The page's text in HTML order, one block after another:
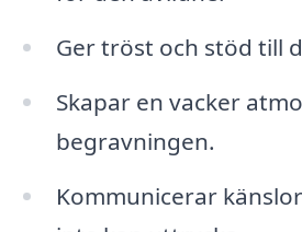
Ger tröst och stöd till
Skapar en vacker
begravningen.
Kommunicerar